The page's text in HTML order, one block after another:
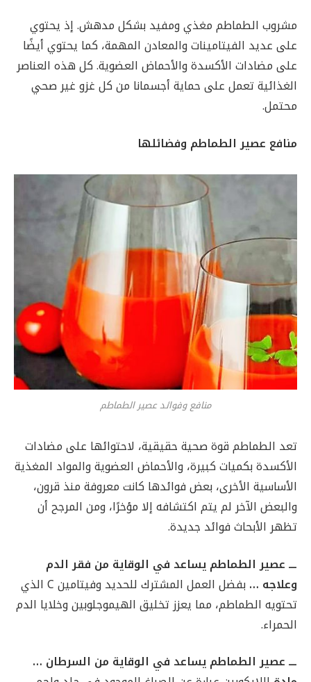
مشروب الطماطم مغذي ومفيد بشكل مدهش. إذ يحتوي
على عديد الفيتامينات والمعادن المهمة، كما يحتوي أيضًا
على مضادات الأكسدة والأحماض العضوية. كل هذه العناصر
الغذائية تعمل على حماية أجسمانا من كل غزو غير صحي
محتمل.
منافع عصير الطماطم وفضائلها
منافع وفوائد عصير الطماطم
تعد الطماطم قوة صحية حقيقية، لاحتوائها على مضادات
الأكسدة بكميات كبيرة، والأحماض العضوية والمواد المغذية
الأساسية الأخرى، بعض فوائدها كانت معروفة منذ قرون،
والبعض الآخر لم يتم اكتشافه إلا مؤخرًا، ومن المرجح أن
تظهر الأبحاث فوائد جديدة.
ـــ عصير الطماطم يساعد في الوقاية من فقر الدم
وعلاجه …
بفضل العمل المشترك للحديد وفيتامين C الذي
تحتويه الطماطم، مما يعزز تخليق الهيموجلوبين وخلايا الدم
الحمراء.
ـــ عصير الطماطم يساعد في الوقاية من السرطان …